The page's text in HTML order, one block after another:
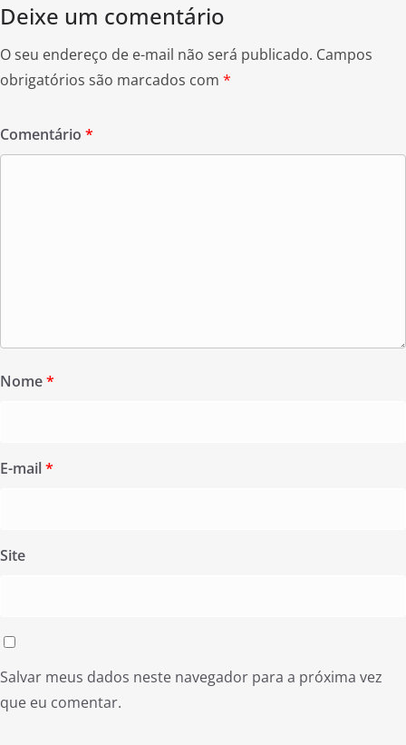
Deixe um comentário
O seu endereço de e-mail não será publicado. Campos
obrigatórios são marcados com *
Comentário *
Nome*
E-mail*
Site
Salvar meus dados neste navegador para a próxima vez
que eu comentar.